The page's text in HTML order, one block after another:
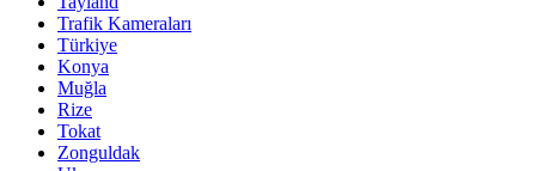
Trafik Kameraları
Türkiye
Konya
Muğla
Rize
Tokat
Zonguldak